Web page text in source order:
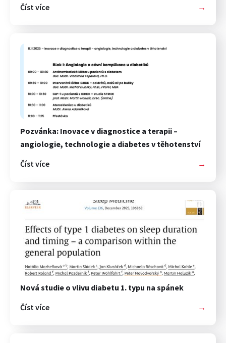
Číst více
→
Pozvánka: Inovace v diagnostice a terapii –
angiologie, technologie a diabetes v těhotenství
Číst více
→
Nová studie o vlivu diabetu 1. typu na spánek
Číst více
→